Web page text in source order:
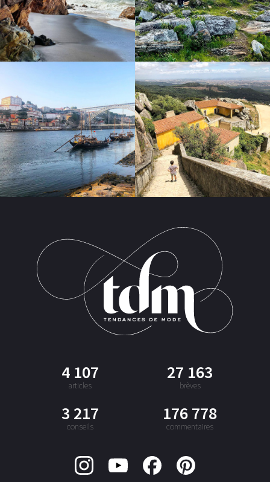
4 107
articles
27 163
brèves
3 217
conseils
176 778
commentaires